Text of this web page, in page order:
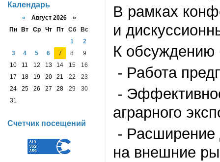
В рамках
и
К обсуждению
- Работа
-
аграрного
- Расширение
на внешние
Календарь
« Август 2026 »
Пн
Вт Ср Чт Пт Сб
Вс
1
2
3
4 5 6 7 8
9
10
11 12 13 14 15
16
17
18 19 20 21 22
23
24
25 26 27 28 29
30
31
Счетчик посещений